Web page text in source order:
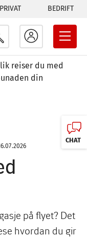
PRIVAT BEDRIFT
reiser du med
din
på flyet? Det
hvordan du gir
CHAT